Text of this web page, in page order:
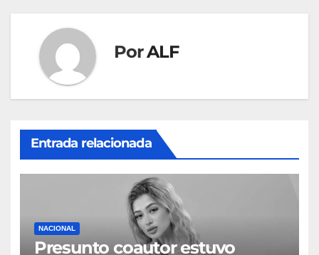
PorALF
Entrada relacionada
NACIONAL
Presunto coautor estuvo